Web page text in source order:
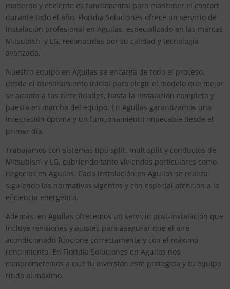
moderno y eficiente es fundamental para mantener el confort
durante todo el año. Floridia Soluciones ofrece un servicio de
instalación profesional en Aguilas, especializado en las marcas
Mitsubishi y LG, reconocidas por su calidad y tecnología
avanzada.
Nuestro equipo en Aguilas se encarga de todo el proceso,
desde el asesoramiento inicial para elegir el modelo que mejor
se adapta a tus necesidades, hasta la instalación completa y
puesta en marcha del equipo. En Aguilas garantizamos una
integración óptima y un funcionamiento impecable desde el
primer día.
Trabajamos con sistemas tipo split, multisplit y conductos de
Mitsubishi y LG, cubriendo tanto viviendas particulares como
negocios en Aguilas. Cada instalación en Aguilas se realiza
siguiendo las normativas vigentes y con especial atención a la
eficiencia energética.
Además, en Aguilas ofrecemos un servicio post-instalación que
incluye revisiones y ajustes para asegurar que el aire
acondicionado funcione correctamente y con el máximo
rendimiento. En Floridia Soluciones en Aguilas nos
comprometemos a que tu inversión esté protegida y tu equipo
rinda al máximo.